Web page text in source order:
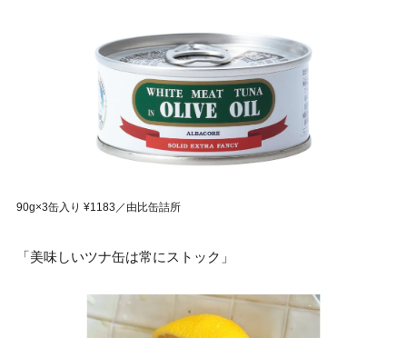
90g×3缶入り ¥1183／由比缶詰所
「美味しいツナ缶は常にストック」